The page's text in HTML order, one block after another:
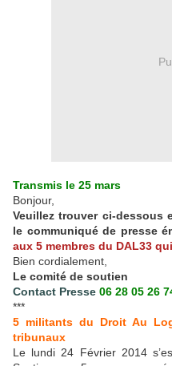
Transmis le 25 mars
Bonjour,
Veuillez trouver ci-dessous
le communiqué de presse
aux 5 membres du DAL33
Bien cordialement,
Le comité de soutien
Contact Presse 06 28 05 26
***
5 militants du Droit Au
tribunaux
Le lundi 24 Février 2014